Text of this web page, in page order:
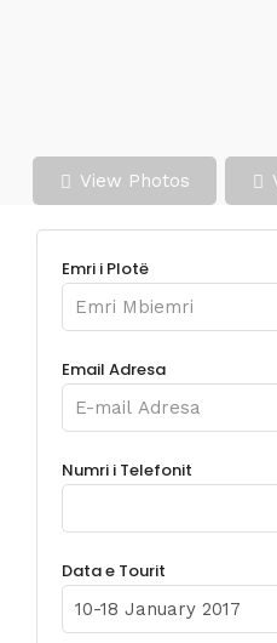
View Photos
Emri i Plotë
Email Adresa
Numri i Telefonit
Data e Tourit